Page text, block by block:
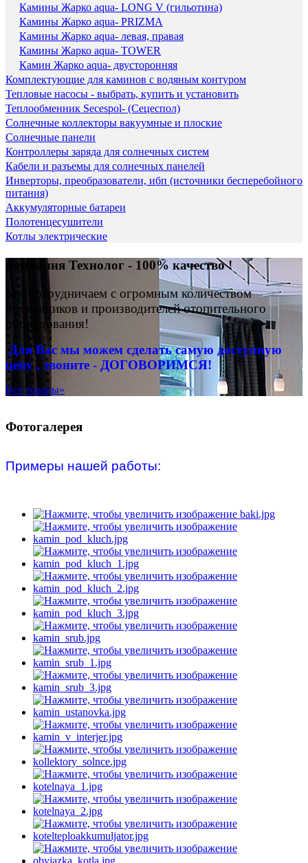
Камины Жарко aqua- LONG V (гильотина)
Камины Жарко aqua- PRIZMA
Камины Жарко aqua- левая, правая
Камины Жарко aqua- TOWER
Камин Жарко aqua- двусторонняя
Комплектующие для каминов с водяным контуром
Тепловые насосы - выбрать, купить и установить
Теплообменник Secespol- (Сецеспол)
Солнечные коллекторы вакуумные и плоские
Солнечные панели
Контроллеры заряда для солнечных систем
Кабели и разъемы для солнечных панелей
Инверторы, преобразователи, ибп (источники бесперебойного
питания)
Аккумуляторные батареи
Полотенцесушители
Котлы электрические
компания Технолог - 100% качество !
Мы сотрудничаем с огромным количеством
поставщиков и производителей отопительного
оборудования!
Для Вас мы можем сделать самую доступную
цену , звоните - ДОГОВОРИМСЯ!
Все товары»
Фотогалерея
Примеры нашей работы: